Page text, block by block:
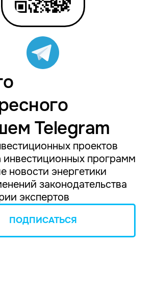
Telegram
проектов
инвестиционных программ
новости энергетики
законодательства
экспертов
ПОДПИСАТЬСЯ